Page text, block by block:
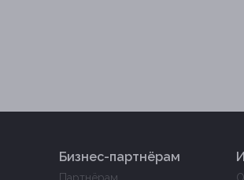
Бизнес-партнёрам